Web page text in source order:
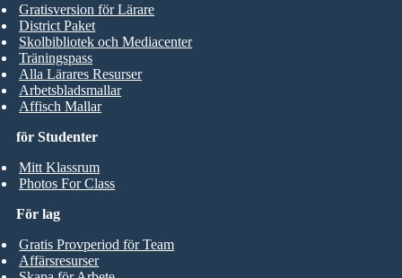
för Studenter
Mitt Klassrum
Photos For Class
Gratisversion för Lärare
District Paket
Skolbibliotek och Mediacenter
Träningspass
Alla Lärares Resurser
Arbetsbladsmallar
Affisch Mallar
För lag
Gratis Provperiod för Team
Affärsresurser